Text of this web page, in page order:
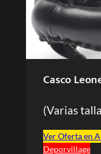
Casco
(Varias
Ver Oferta en
Deporvillage